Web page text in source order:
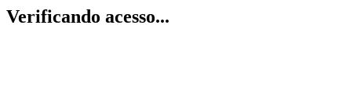
Verificando acesso...